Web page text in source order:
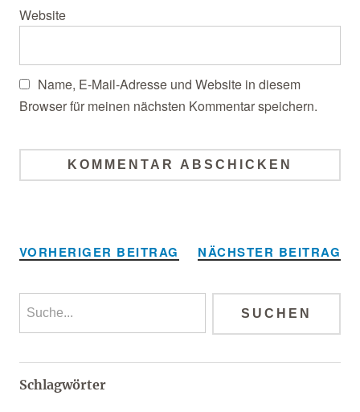
Website
Name, E-Mail-Adresse und Website in diesem
Browser für meinen nächsten Kommentar speichern.
VORHERIGER BEITRAG NÄCHSTER BEITRAG
Schlagwörter